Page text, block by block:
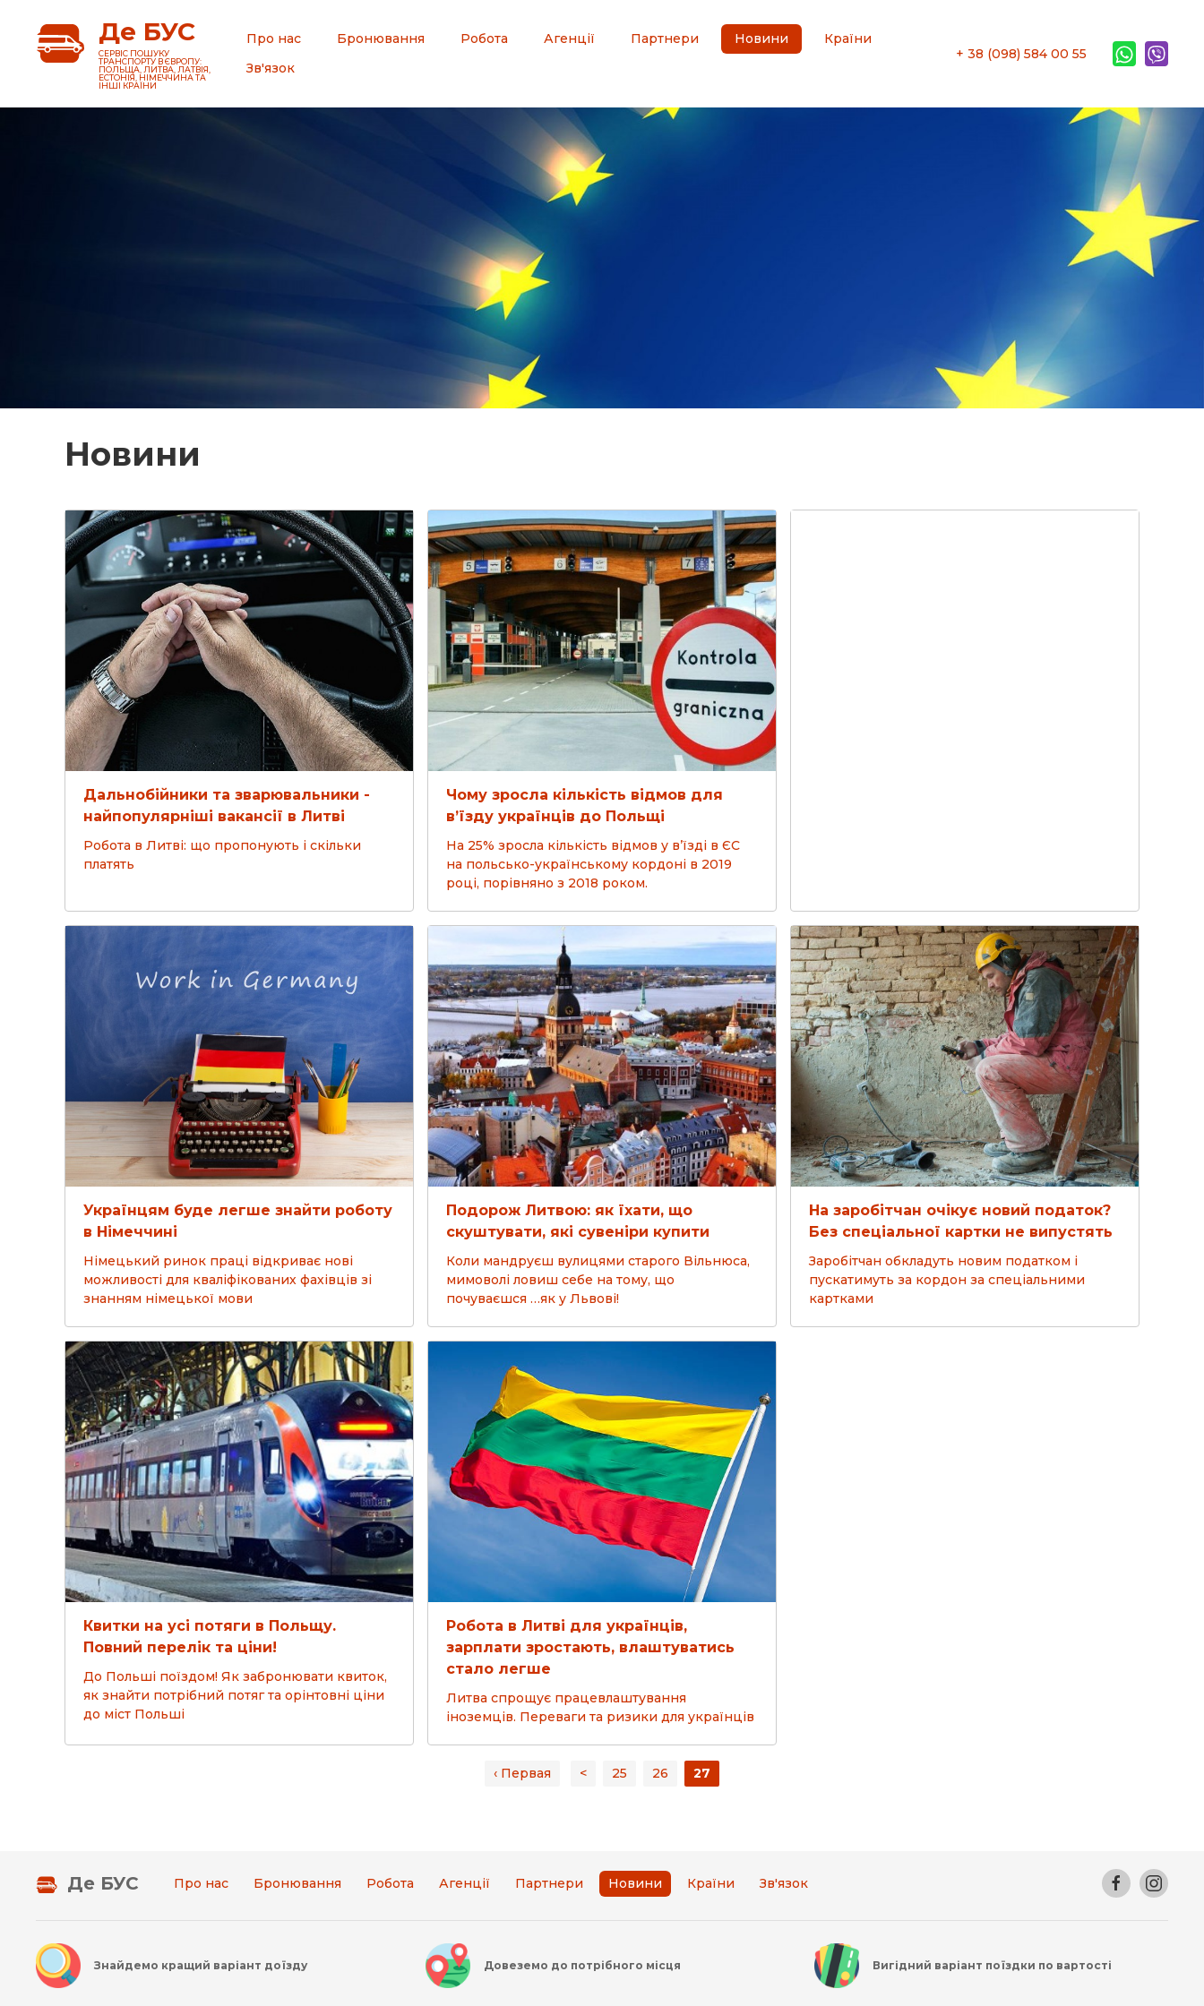
Де БУС
CЕРВІС ПОШУКУ
ТРАНСПОРТУ В ЄВРОПУ:
ПОЛЬЩА, ЛИТВА, ЛАТВІЯ,
ЕСТОНІЯ, НІМЕЧЧИНА ТА
ІНШІ КРАЇНИ
Про нас Бронювання Робота Агенції Партнери Новини
Країни
Зв'язок
+ 38 (098) 584 00 55
Новини
Дальнобійники та зварювальники -
найпопулярніші вакансії в Литві
Робота в Литві: що пропонують і скільки
платять
Чому зросла кількість відмов для
в’їзду українців до Польщі
На 25% зросла кількість відмов у в’їзді в ЄС
на польсько-українському кордоні в 2019
році, порівняно з 2018 роком.
Українцям буде легше знайти роботу
в Німеччині
Німецький ринок праці відкриває нові
можливості для кваліфікованих фахівців зі
знанням німецької мови
Подорож Литвою: як їхати, що
скуштувати, які сувеніри купити
Коли мандруєш вулицями старого Вільнюса,
мимоволі ловиш себе на тому, що
почуваєшся …як у Львові!
На заробітчан очікує новий податок?
Без спеціальної картки не випустять
Заробітчан обкладуть новим податком і
пускатимуть за кордон за спеціальними
картками
Квитки на усі потяги в Польщу.
Повний перелік та ціни!
До Польші поїздом! Як забронювати квиток,
як знайти потрібний потяг та орінтовні ціни
до міст Польші
Робота в Литві для українців,
зарплати зростають, влаштуватись
стало легше
Литва спрощує працевлаштування
іноземців. Переваги та ризики для українців
‹ Первая < 25 26 27
Де БУС Про нас Бронювання Робота Агенції Партнери Новини Країни Зв'язок
Знайдемо кращий варіант доїзду Довеземо до потрібного місця Вигідний варіант поїздки по вартості